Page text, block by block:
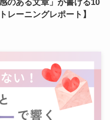
のある文章」が書ける10
レーニングレポート】